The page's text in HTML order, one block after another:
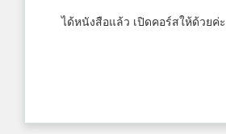
ได้หนังสือแล้ว เปิดคอร์สให้ด้วยค่ะ